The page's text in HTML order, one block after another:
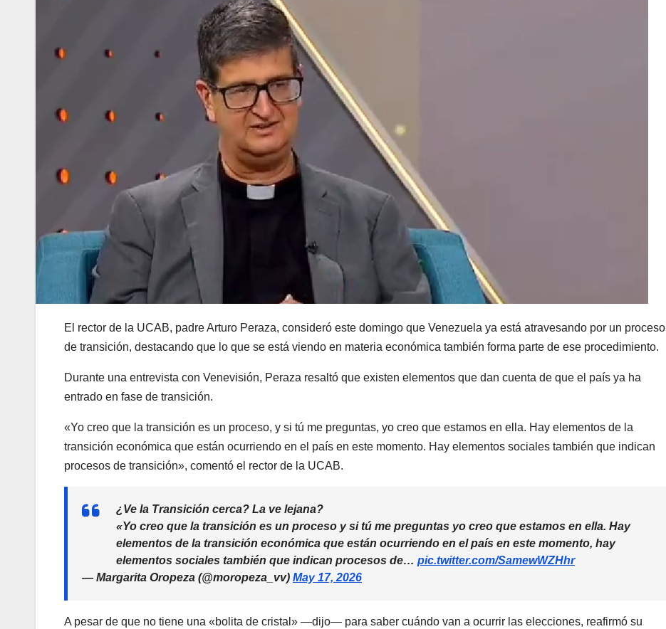
El rector de la UCAB, padre Arturo Peraza, consideró este domingo que Venezuela ya está atravesando por un proceso
de transición, destacando que lo que se está viendo en materia económica también forma parte de ese procedimiento.
Durante una entrevista con Venevisión, Peraza resaltó que existen elementos que dan cuenta de que el país ya ha
entrado en fase de transición.
«Yo creo que la transición es un proceso, y si tú me preguntas, yo creo que estamos en ella. Hay elementos de la
transición económica que están ocurriendo en el país en este momento. Hay elementos sociales también que indican
procesos de transición», comentó el rector de la UCAB.
¿Ve la Transición cerca? La ve lejana?
«Yo creo que la transición es un proceso y si tú me preguntas yo creo que estamos en ella. Hay
elementos de la transición económica que están ocurriendo en el país en este momento, hay
elementos sociales también que indican procesos de… pic.twitter.com/SamewWZHhr
— Margarita Oropeza (@moropeza_vv) May 17, 2026
A pesar de que no tiene una «bolita de cristal» —dijo— para saber cuándo van a ocurrir las elecciones, reafirmó su